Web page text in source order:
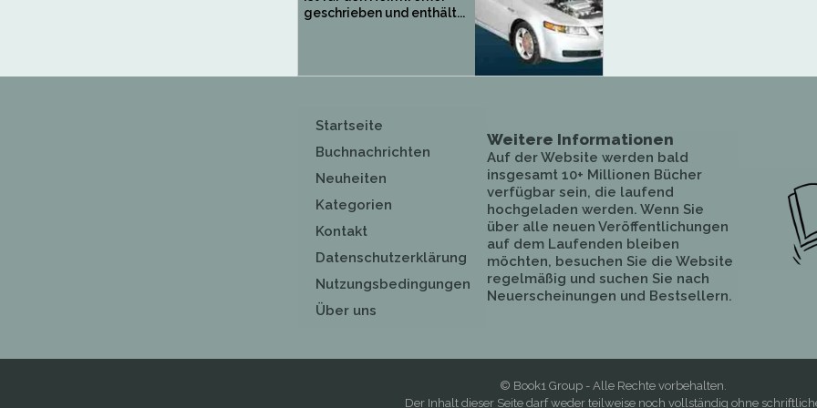
geschrieben und enthält...
Startseite
Buchnachrichten
Neuheiten
Kategorien
Kontakt
Datenschutzerklärung
Nutzungsbedingungen
Über uns
Weitere Informationen
Auf der Website werden bald
insgesamt 10+ Millionen Bücher
verfügbar sein, die laufend
hochgeladen werden. Wenn Sie
über alle neuen Veröffentlichungen
auf dem Laufenden bleiben
möchten, besuchen Sie die Website
regelmäßig und suchen Sie nach
Neuerscheinungen und Bestsellern.
© Book1 Group - Alle Rechte vorbehalten.
Der Inhalt dieser Seite darf weder teilweise noch vollständig ohne